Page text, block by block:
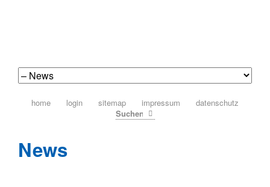
navigation
home login sitemap impressum datenschutz
News